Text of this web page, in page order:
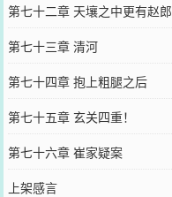
第七十二章 天壤之中更有赵郎
第七十三章 清河
第七十四章 抱上粗腿之后
第七十五章 玄关四重！
第七十六章 崔家疑案
上架感言